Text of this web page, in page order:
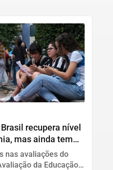
recupera nível
mas ainda tem
nas avaliações do
da Educação